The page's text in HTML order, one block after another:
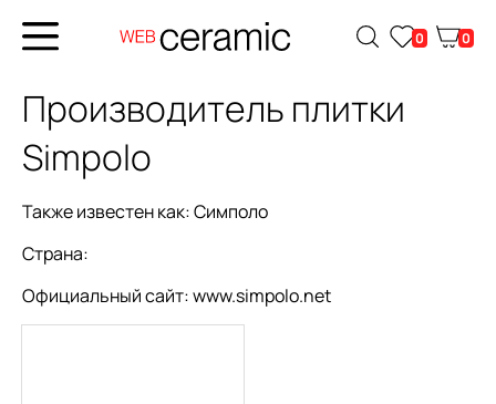
0 0
Производитель плитки
Simpolo
Также известен как:Симполо
Страна:
Официальный сайт:www.simpolo.net